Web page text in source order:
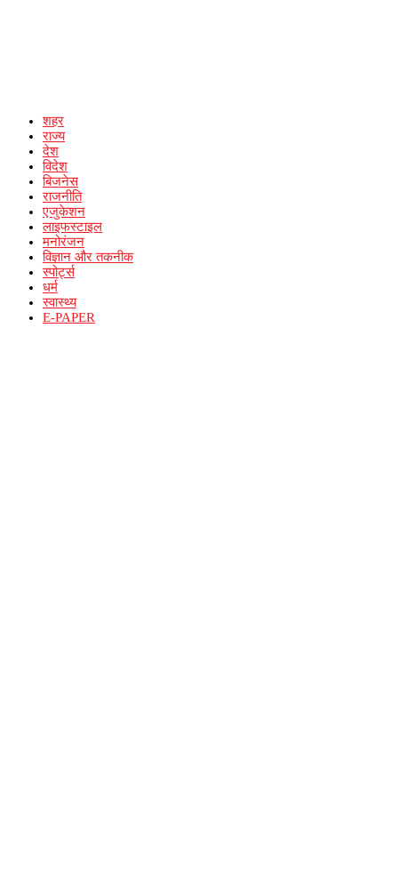
शहर
राज्य
देश
विदेश
बिजनेस
राजनीति
एजुकेशन
लाइफस्टाइल
मनोरंजन
विज्ञान और तकनीक
स्पोर्ट्स
धर्म
स्वास्थ्य
E-PAPER